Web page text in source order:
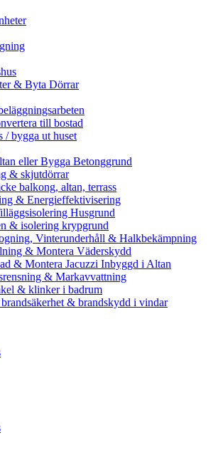
& Byta Dörrar
till bostad
/ bygga ut huset
eller Bygga Betonggrund
& skjutdörrar
balkong, altan, terrass
& Energieffektivisering
Husgrund
& isolering krypgrund
Vinterunderhåll & Halkbekämpning
& Montera Väderskydd
& Montera Jacuzzi Inbyggd i Altan
& Markavvattning
& klinker i badrum
& brandskydd i vindar